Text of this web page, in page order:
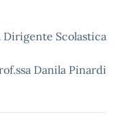
Dirigente Scolastica
Danila Pinardi